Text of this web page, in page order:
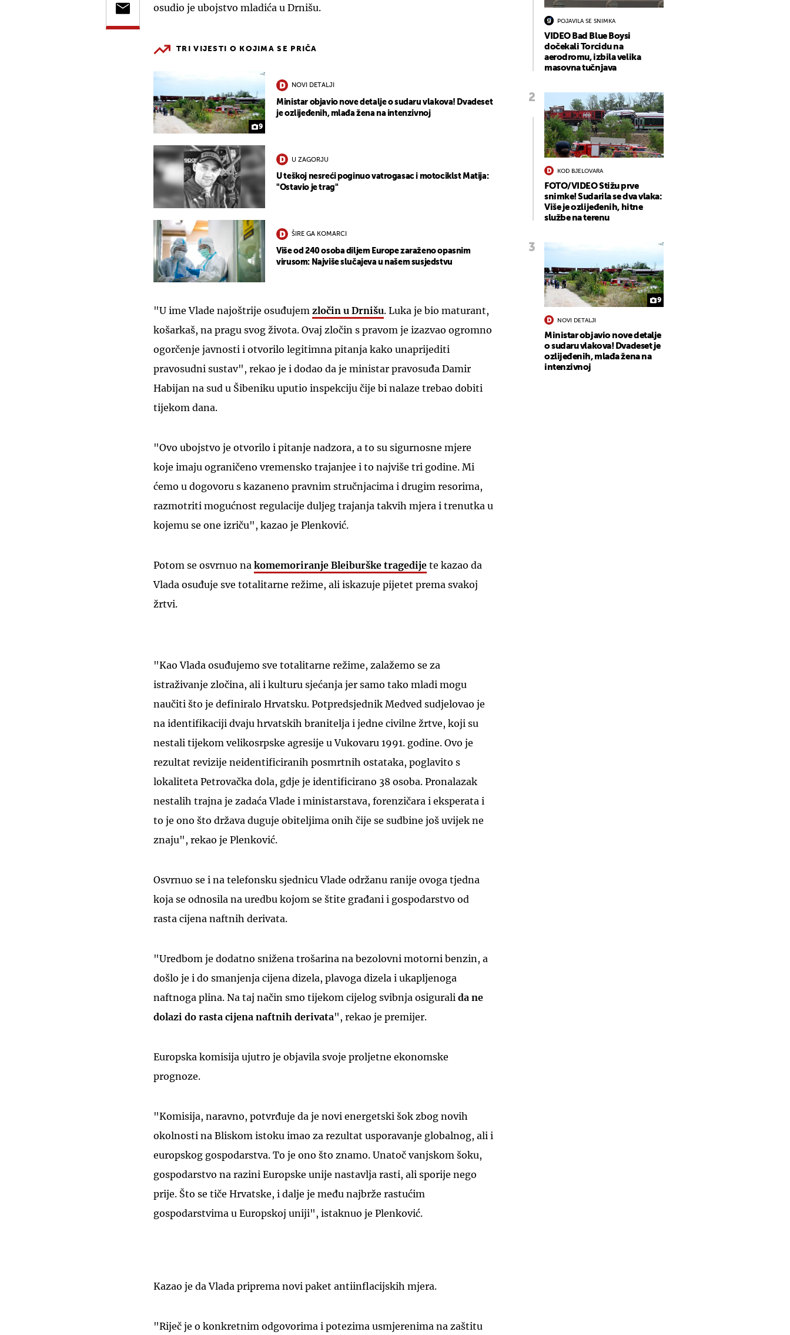
osudio je ubojstvo mladića u Drnišu.
TRI VIJESTI O KOJIMA SE PRIČA
9
NOVI DETALJI
Ministar objavio nove detalje o sudaru vlakova! Dvadeset
je ozlijeđenih, mlađa žena na intenzivnoj
U ZAGORJU
U teškoj nesreći poginuo vatrogasac i motociklst Matija:
"Ostavio je trag"
ŠIRE GA KOMARCI
Više od 240 osoba diljem Europe zaraženo opasnim
virusom: Najviše slučajeva u našem susjedstvu
"U ime Vlade najoštrije osuđujem zločin u Drnišu. Luka je bio maturant,
košarkaš, na pragu svog života. Ovaj zločin s pravom je izazvao ogromno
ogorčenje javnosti i otvorilo legitimna pitanja kako unaprijediti
pravosudni sustav", rekao je i dodao da je ministar pravosuđa Damir
Habijan na sud u Šibeniku uputio inspekciju čije bi nalaze trebao dobiti
tijekom dana.
"Ovo ubojstvo je otvorilo i pitanje nadzora, a to su sigurnosne mjere
koje imaju ograničeno vremensko trajanjee i to najviše tri godine. Mi
ćemo u dogovoru s kazaneno pravnim stručnjacima i drugim resorima,
razmotriti mogućnost regulacije duljeg trajanja takvih mjera i trenutka u
kojemu se one izriču", kazao je Plenković.
Potom se osvrnuo na komemoriranje Bleiburške tragedije te kazao da
Vlada osuđuje sve totalitarne režime, ali iskazuje pijetet prema svakoj
žrtvi.
"Kao Vlada osuđujemo sve totalitarne režime, zalažemo se za
istraživanje zločina, ali i kulturu sjećanja jer samo tako mladi mogu
naučiti što je definiralo Hrvatsku. Potpredsjednik Medved sudjelovao je
na identifikaciji dvaju hrvatskih branitelja i jedne civilne žrtve, koji su
nestali tijekom velikosrpske agresije u Vukovaru 1991. godine. Ovo je
rezultat revizije neidentificiranih posmrtnih ostataka, poglavito s
lokaliteta Petrovačka dola, gdje je identificirano 38 osoba. Pronalazak
nestalih trajna je zadaća Vlade i ministarstava, forenzičara i eksperata i
to je ono što država duguje obiteljima onih čije se sudbine još uvijek ne
znaju", rekao je Plenković.
Osvrnuo se i na telefonsku sjednicu Vlade održanu ranije ovoga tjedna
koja se odnosila na uredbu kojom se štite građani i gospodarstvo od
rasta cijena naftnih derivata.
"Uredbom je dodatno snižena trošarina na bezolovni motorni benzin, a
došlo je i do smanjenja cijena dizela, plavoga dizela i ukapljenoga
naftnoga plina. Na taj način smo tijekom cijelog svibnja osigurali da ne
dolazi do rasta cijena naftnih derivata", rekao je premijer.
Europska komisija ujutro je objavila svoje proljetne ekonomske
prognoze.
"Komisija, naravno, potvrđuje da je novi energetski šok zbog novih
okolnosti na Bliskom istoku imao za rezultat usporavanje globalnog, ali i
europskog gospodarstva. To je ono što znamo. Unatoč vanjskom šoku,
gospodarstvo na razini Europske unije nastavlja rasti, ali sporije nego
prije. Što se tiče Hrvatske, i dalje je među najbrže rastućim
gospodarstvima u Europskoj uniji", istaknuo je Plenković.
Kazao je da Vlada priprema novi paket antiinflacijskih mjera.
"Riječ je o konkretnim odgovorima i potezima usmjerenima na zaštitu
POJAVILA SE SNIMKA
VIDEO Bad Blue Boysi
dočekali Torcidu na
aerodromu, izbila velika
masovna tučnjava
KOD BJELOVARA
FOTO/VIDEO Stižu prve
snimke! Sudarila se dva vlaka:
Više je ozlijeđenih, hitne
službe na terenu
9
NOVI DETALJI
Ministar objavio nove detalje
o sudaru vlakova! Dvadeset je
ozlijeđenih, mlađa žena na
intenzivnoj